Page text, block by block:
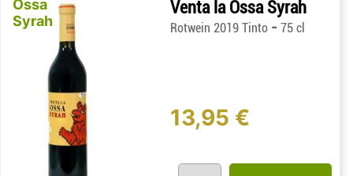
Ossa
Syrah
Venta la Ossa Syrah
Rotwein 2019 Tinto -75 cl
13,95 €